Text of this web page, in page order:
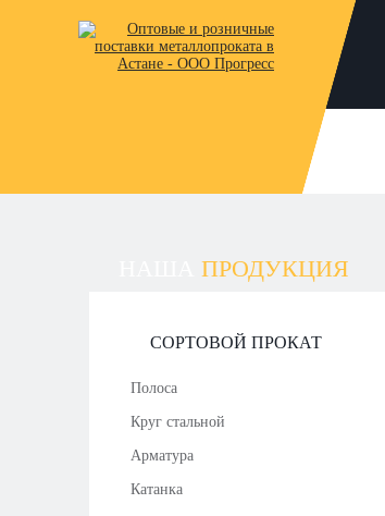
ПРОДУКЦИЯ
СОРТОВОЙ ПРОКАТ
Полоса
Круг стальной
Арматура
Катанка